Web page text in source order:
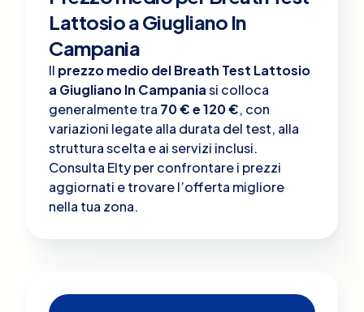
Lattosio a Giugliano In
Campania
Il prezzo medio del Breath Test Lattosio
a Giugliano In Campaniasi colloca
generalmente tra 70 € e 120 €, con
variazioni legate alla durata del test, alla
struttura scelta e ai servizi inclusi.
Consulta Elty per confrontare i prezzi
aggiornati e trovare l’offerta migliore
nella tua zona.